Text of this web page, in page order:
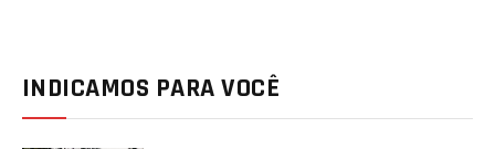
INDICAMOS PARA VOCÊ